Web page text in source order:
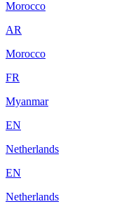
Morocco
AR
Morocco
FR
Myanmar
EN
Netherlands
EN
Netherlands